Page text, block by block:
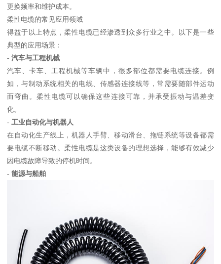
更换频率和维护成本。
柔性电缆的常见应用领域
得益于以上特点，柔性电缆已经渗透到众多行业之中。以下是一些
典型的应用场景：
-汽车与工程机械
汽车、卡车、工程机械等车辆中，很多部位都需要电缆连接。例
如，与制动系统相关的电线、传感器连接线等，常需要随部件运动
而弯曲。柔性电缆可以确保这些连接可靠，并承受振动与温差变
化。
-工业自动化与机器人
在自动化生产线上，机器人手臂、移动滑台、拖链系统等设备都需
要电缆不断移动。柔性电缆是这类设备的理想选择，能够有效减少
因电缆故障导致的停机时间。
-能源与船舶